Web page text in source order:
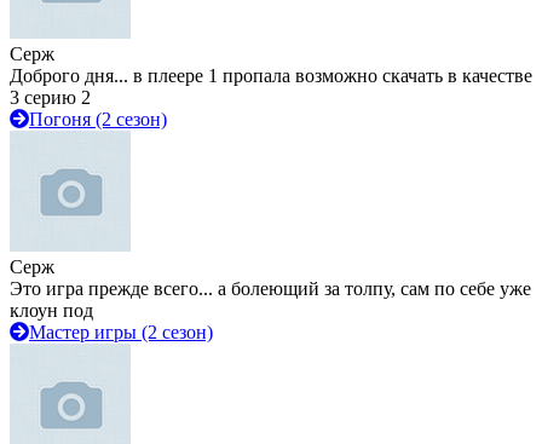
Серж
Доброго дня... в плеере 1 пропала возможно скачать в качестве
3 серию 2
Погоня (2 сезон)
Серж
Это игра прежде всего... а болеющий за толпу, сам по себе уже
клоун под
Мастер игры (2 сезон)